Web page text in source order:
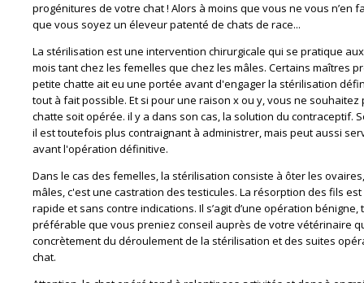
progénitures de votre chat ! Alors à moins que vous ne vous n’en
que vous soyez un éleveur patenté de chats de race...
La stérilisation est une intervention chirurgicale qui se pratique
mois tant chez les femelles que chez les mâles. Certains maîtres
petite chatte ait eu une portée avant d'engager la stérilisation
tout à fait possible. Et si pour une raison x ou y, vous ne souhaitez
chatte soit opérée. il y a dans son cas, la solution du contraceptif.
il est toutefois plus contraignant à administrer, mais peut aussi
avant l'opération définitive.
Dans le cas des femelles, la stérilisation consiste à ôter les
mâles, c'est une castration des testicules. La résorption des fils
rapide et sans contre indications. Il s’agit d’une opération
préférable que vous preniez conseil auprès de votre vétérinaire
concrètement du déroulement de la stérilisation et des suites
chat.